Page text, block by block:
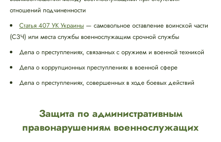
отношений подчиненности
Статья 407 УК Украины — самовольное оставление воинской части
(СЗЧ) или места службы военнослужащим срочной службы
Дела о преступлениях, связанных с оружием и военной техникой
Дела о коррупционных преступлениях в военной сфере
Дела о преступлениях, совершенных в ходе боевых действий
Защита по административным
правонарушениям военнослужащих